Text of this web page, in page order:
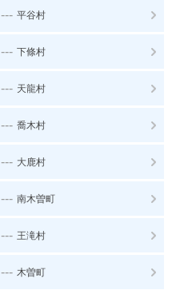
--- 平谷村
--- 下條村
--- 天龍村
--- 喬木村
--- 大鹿村
--- 南木曽町
--- 王滝村
--- 木曽町